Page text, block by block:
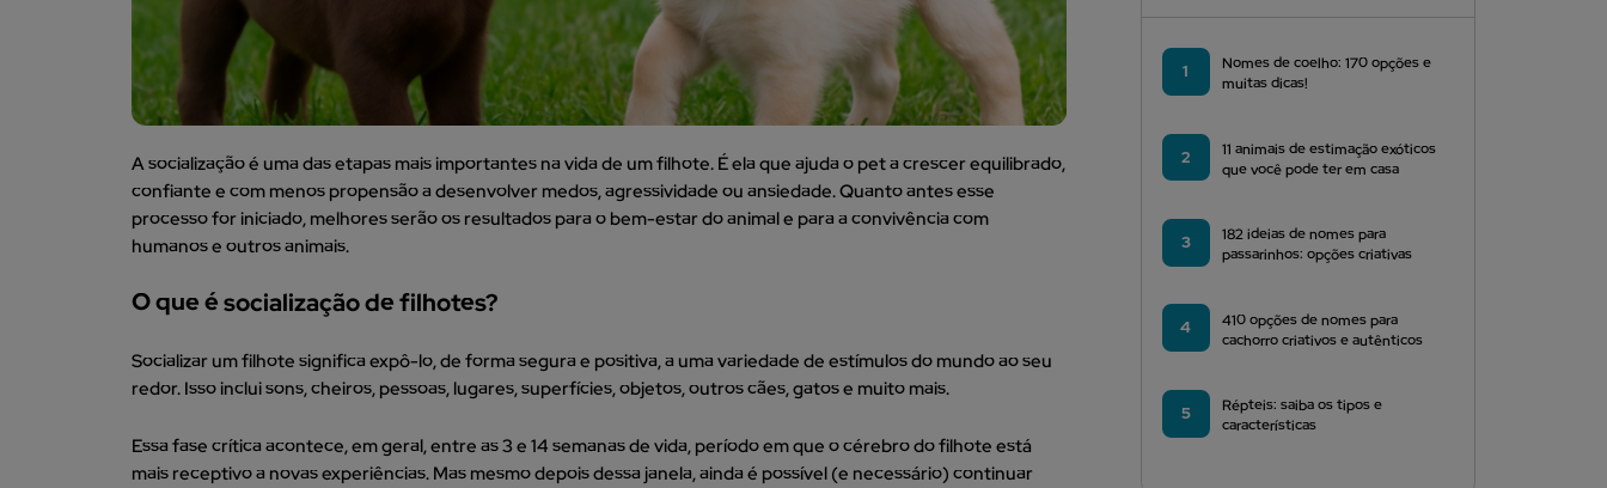
A socialização é uma das etapas mais importantes na vida de um filhote. É ela que ajuda o pet a crescer equilibrado,
confiante e com menos propensão a desenvolver medos, agressividade ou ansiedade. Quanto antes esse
processo for iniciado, melhores serão os resultados para o bem-estar do animal e para a convivência com
humanos e outros animais.
O que é socialização de filhotes?
Socializar um filhote significa expô-lo, de forma segura e positiva, a uma variedade de estímulos do mundo ao seu
redor. Isso inclui sons, cheiros, pessoas, lugares, superfícies, objetos, outros cães, gatos e muito mais.
Essa fase crítica acontece, em geral, entre as 3 e 14 semanas de vida, período em que o cérebro do filhote está
mais receptivo a novas experiências. Mas mesmo depois dessa janela, ainda é possível (e necessário) continuar
1
Nomes de coelho: 170 opções e
muitas dicas!
2
11 animais de estimação exóticos
que você pode ter em casa
3
182 ideias de nomes para
passarinhos: opções criativas
4
410 opções de nomes para
cachorro criativos e autênticos
5
Répteis: saiba os tipos e
características